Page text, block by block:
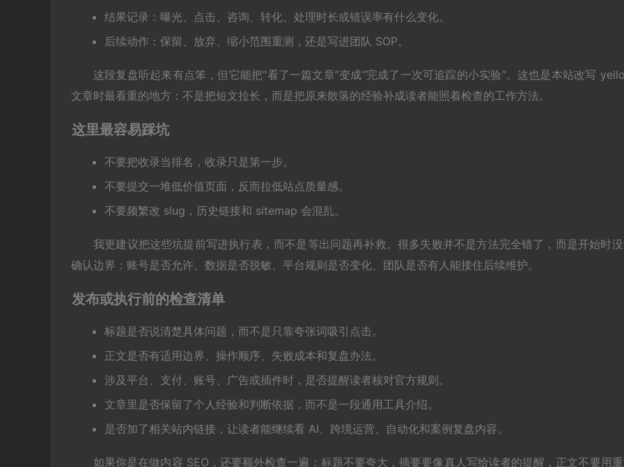
结果记录：曝光、点击、咨询、转化、处理时长或错误率有什么变化。
后续动作：保留、放弃、缩小范围重测，还是写进团队 SOP。
这段复盘听起来有点笨，但它能把“看了一篇文章”变成“完成了一次可追踪的小实验”。这也是本站改写
文章时最看重的地方：不是把短文拉长，而是把原来散落的经验补成读者能照着检查的工作方法。
这里最容易踩坑
不要把收录当排名，收录只是第一步。
不要提交一堆低价值页面，反而拉低站点质量感。
不要频繁改 slug，历史链接和 sitemap 会混乱。
我更建议把这些坑提前写进执行表，而不是等出问题再补救。很多失败并不是方法完全错了，而是开始时
确认边界：账号是否允许、数据是否脱敏、平台规则是否变化、团队是否有人能接住后续维护。
发布或执行前的检查清单
标题是否说清楚具体问题，而不是只靠夸张词吸引点击。
正文是否有适用边界、操作顺序、失败成本和复盘办法。
涉及平台、支付、账号、广告或插件时，是否提醒读者核对官方规则。
文章里是否保留了个人经验和判断依据，而不是一段通用工具介绍。
是否加了相关站内链接，让读者能继续看 AI、跨境运营、自动化和案例复盘内容。
如果你是在做内容 SEO，还要额外检查一遍：标题不要夸大，摘要要像真人写给读者的提醒，正文不要用